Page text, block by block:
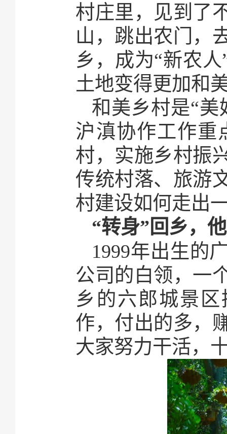
村庄里，见到了
山，跳出农门，
乡，成为“新农
土地变得更加和
和美乡村是“
沪滇协作工作重
村，实施乡村振
传统村落、旅游
村建设如何走出
“转身”回乡，
1999年出生的
公司的白领，一
乡的六郎城景
作，付出的多，
大家努力干活，